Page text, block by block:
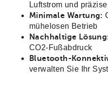
Luftstrom und
Minimale Wartung:
mühelosen Betrieb
Nachhaltige
CO2-Fußabdruck
Bluetooth-
verwalten Sie Ihr